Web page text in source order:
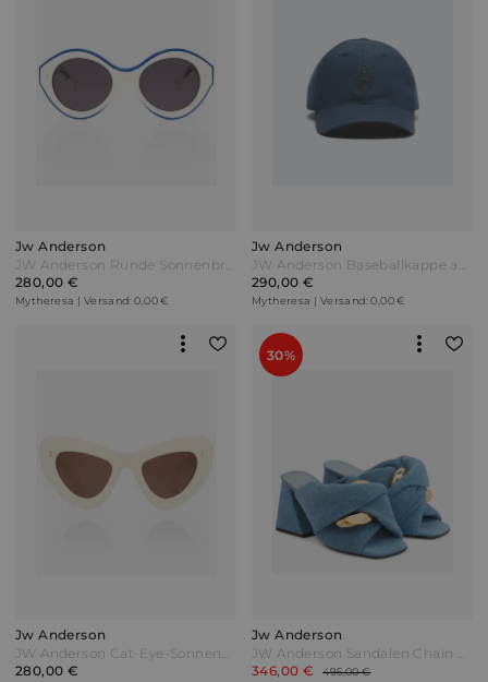
Jw Anderson
JW Anderson Runde Sonnenbrille Bumper Weiß
280,00 €
Mytheresa | Versand: 0,00 €
Jw Anderson
JW Anderson Baseballkappe aus Baumwolle Blau
290,00 €
Mytheresa | Versand: 0,00 €
Jw Anderson
JW Anderson Cat-Eye-Sonnenbrille Butterfly Weiß
280,00 €
30%
Jw Anderson
JW Anderson Sandalen Chain Twist aus Leder Blau
346,00 €
495,00 €